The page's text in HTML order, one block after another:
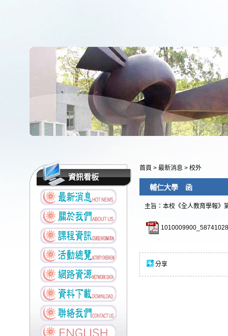
資訊看板
首頁 > 最新消息 > 校外
輔仁大學 函
主旨：本校《全人教育學報
分享